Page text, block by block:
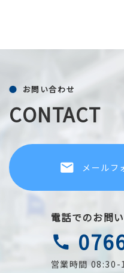
CONTACT
お問い合わせ
local_post_office メールフ
電話でのお問
call
営業時間 08:30-